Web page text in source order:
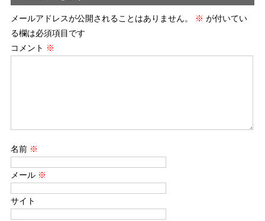
メールアドレスが公開されることはありません。 ※ が付いてい
る欄は必須項目です
コメント ※
名前 ※
メール ※
サイト